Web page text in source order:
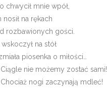
chwycił mnie wpół,
nosił na rękach
rozbawionych gości.
na stół
piosenka o miłości…
Ciągle nie możemy zostać sami!
Chociaż nogi zaczynają mdleć!